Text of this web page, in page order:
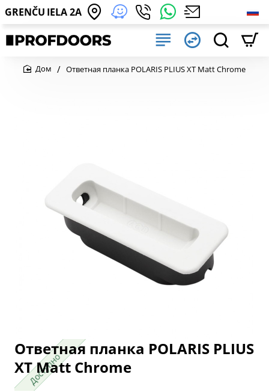
GRENČU IELA 2A
Ответная планка POLARIS PLIUS XT Matt Chrome
Доступно
Доступно
Ответная планка POLARIS PLIUS
XT Matt Chrome